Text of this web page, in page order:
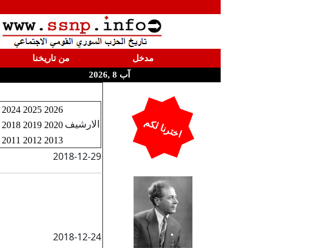
مدخل من تاريخنا
آب 8 ,2026
اخترنا لكم الارشيف
2026
2025
2024
2020
2019
2018
2013
2012
2011
2018-12-29
2018-12-24